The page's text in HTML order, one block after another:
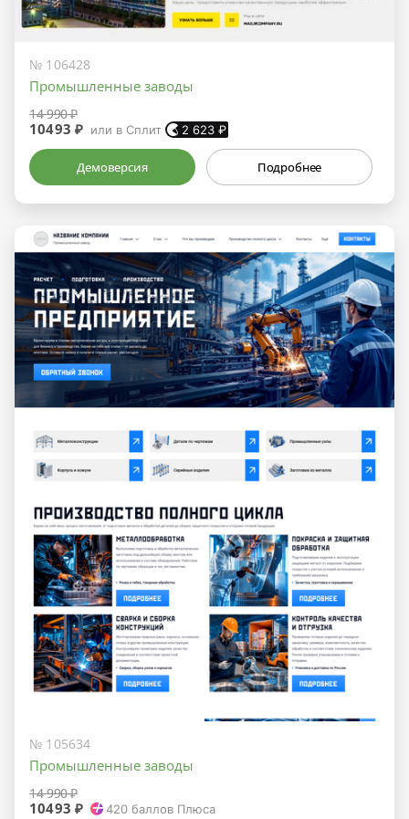
№ 106428
Промышленные заводы
14 990 ₽
10493 ₽ или в Сплит 2 623 ₽
Демоверсия Подробнее
№ 105634
Промышленные заводы
14 990 ₽
10493 ₽ 420 баллов Плюса